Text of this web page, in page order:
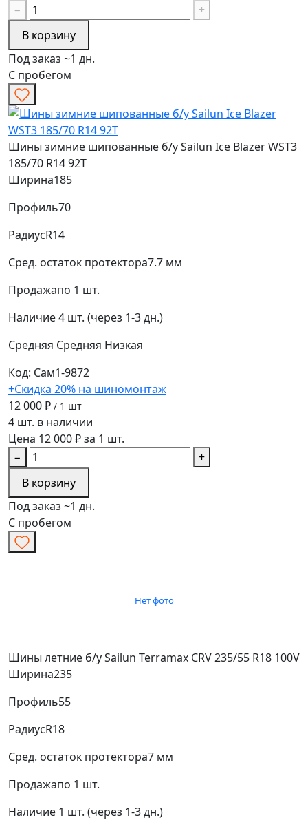
−
+
В корзину
Под заказ ~1 дн.
С пробегом
Шины зимние шипованные б/у Sailun Ice Blazer WST3
185/70 R14 92T
Ширина185
Профиль70
РадиусR14
Сред. остаток протектора7.7 мм
Продажапо 1 шт.
Наличие4 шт. (через 1-3 дн.)
Средняя Средняя Низкая
Код: Сам1-9872
+Скидка 20% на шиномонтаж
12 000 ₽ / 1 шт
4 шт. в наличии
Цена 12 000 ₽ за 1 шт.
−
+
В корзину
Под заказ ~1 дн.
С пробегом
Нет фото
Шины летние б/у Sailun Terramax CRV 235/55 R18 100V
Ширина235
Профиль55
РадиусR18
Сред. остаток протектора7 мм
Продажапо 1 шт.
Наличие 1 шт. (через 1-3 дн.)